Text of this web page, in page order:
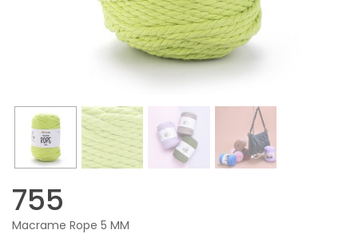
755
Macrame Rope 5 MM